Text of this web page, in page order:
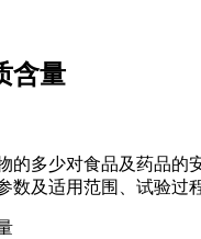
含量
多少对食品及药品的
及适用范围、试验过